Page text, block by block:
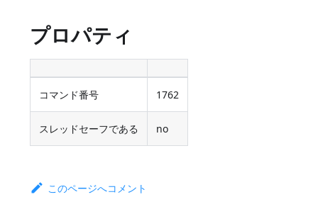
プロパティ
コマンド番号 1762
スレッドセーフである no
このページへコメント